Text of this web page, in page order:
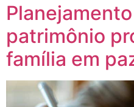
patrimônio
família em